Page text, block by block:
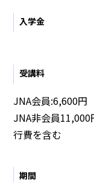
入学金
受講料
JNA会員:6,600円
JNA非会員
行費を含む
期間